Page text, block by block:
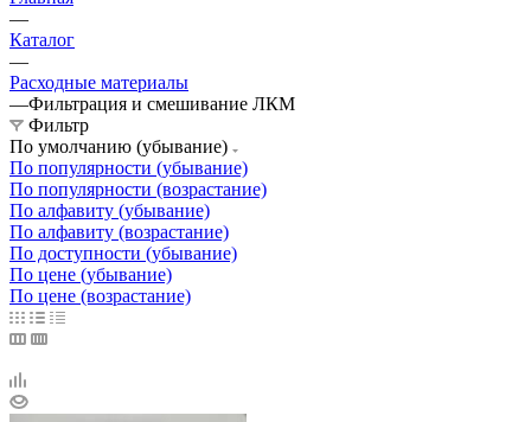
—
Каталог
—
Расходные материалы
—Фильтрация и смешивание ЛКМ
Фильтр
По умолчанию (убывание)
По популярности (убывание)
По популярности (возрастание)
По алфавиту (убывание)
По алфавиту (возрастание)
По доступности (убывание)
По цене (убывание)
По цене (возрастание)